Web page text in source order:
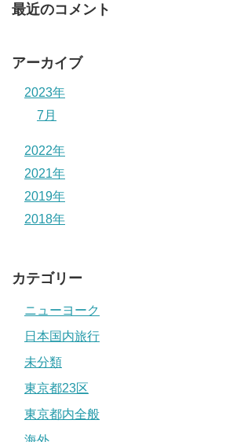
最近のコメント
アーカイブ
2023年
7月
2022年
2021年
2019年
2018年
カテゴリー
ニューヨーク
日本国内旅行
未分類
東京都23区
東京都内全般